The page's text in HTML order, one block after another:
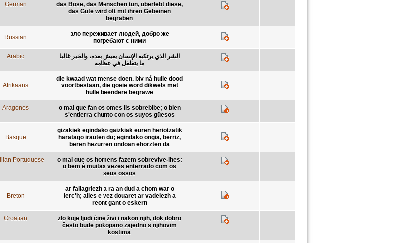
German
das Böse, das Menschen tun, überlebt diese,
das Gute wird oft mit ihren Gebeinen
begraben
Russian
зло переживает людей, добро же
погребают с ними
Arabic
الشر الذي يرتكبه الإنسان يعيش بعده، والخير غالبا
ما يتغلغل في عظامه
Afrikaans
die kwaad wat mense doen, bly ná hulle dood
voortbestaan, die goeie word dikwels met
hulle beendere begrawe
Aragones
o mal que fan os omes lis sobrebibe; o bien
s'entierra chunto con os suyos güesos
Basque
gizakiek egindako gaizkiak euren heriotzatik
haratago irauten du; egindako ongia, berriz,
beren hezurren ondoan ehorzten da
Portuguese
o mal que os homens fazem sobrevive-lhes;
o bem é muitas vezes enterrado com os
seus ossos
Breton
ar fallagriezh a ra an dud a chom war o
lerc'h; alies e vez douaret ar vadelezh a
reont gant o eskern
Croatian
zlo koje ljudi čine živi i nakon njih, dok dobro
često bude pokopano zajedno s njihovim
kostima